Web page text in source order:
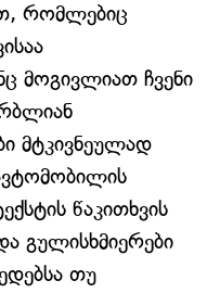
რომლებიც
მოგივლიათ ჩვენი
მტკივნეულად
წაკითხვის
გულისხმიერები
თუ